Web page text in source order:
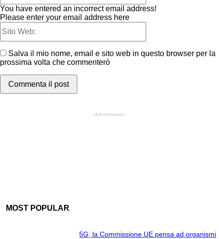
You have entered an incorrect email address!
Please enter your email address here
Salva il mio nome, email e sito web in questo browser per la
prossima volta che commenterò
- Advertisment -
MOST POPULAR
5G, la Commissione UE pensa ad organismi